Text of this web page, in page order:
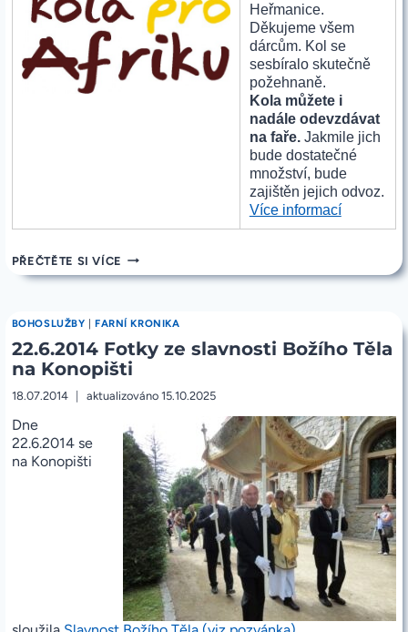
Heřmanice.
Děkujeme všem
dárcům. Kol se
sesbíralo skutečně
požehnaně.
Kola můžete i
nadále odevzdávat
na faře. Jakmile jich
bude dostatečné
množství, bude
zajištěn jejich odvoz.
Více informací
Fotky
Afriku“
PŘEČTĚTE SI VÍCE 22.6.2014
AFRIKU
BOHOSLUŽBY |FARNÍ KRONIKA
22.6.2014 Fotky ze slavnosti Božího Těla
na Konopišti
18.07.2014 aktualizováno 15.10.2025
Dne
22.6.2014 se
na Konopišti